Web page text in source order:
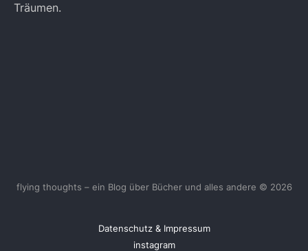
Träumen.
flying thoughts – ein Blog über Bücher und alles andere © 2026
Datenschutz & Impressum
instagram